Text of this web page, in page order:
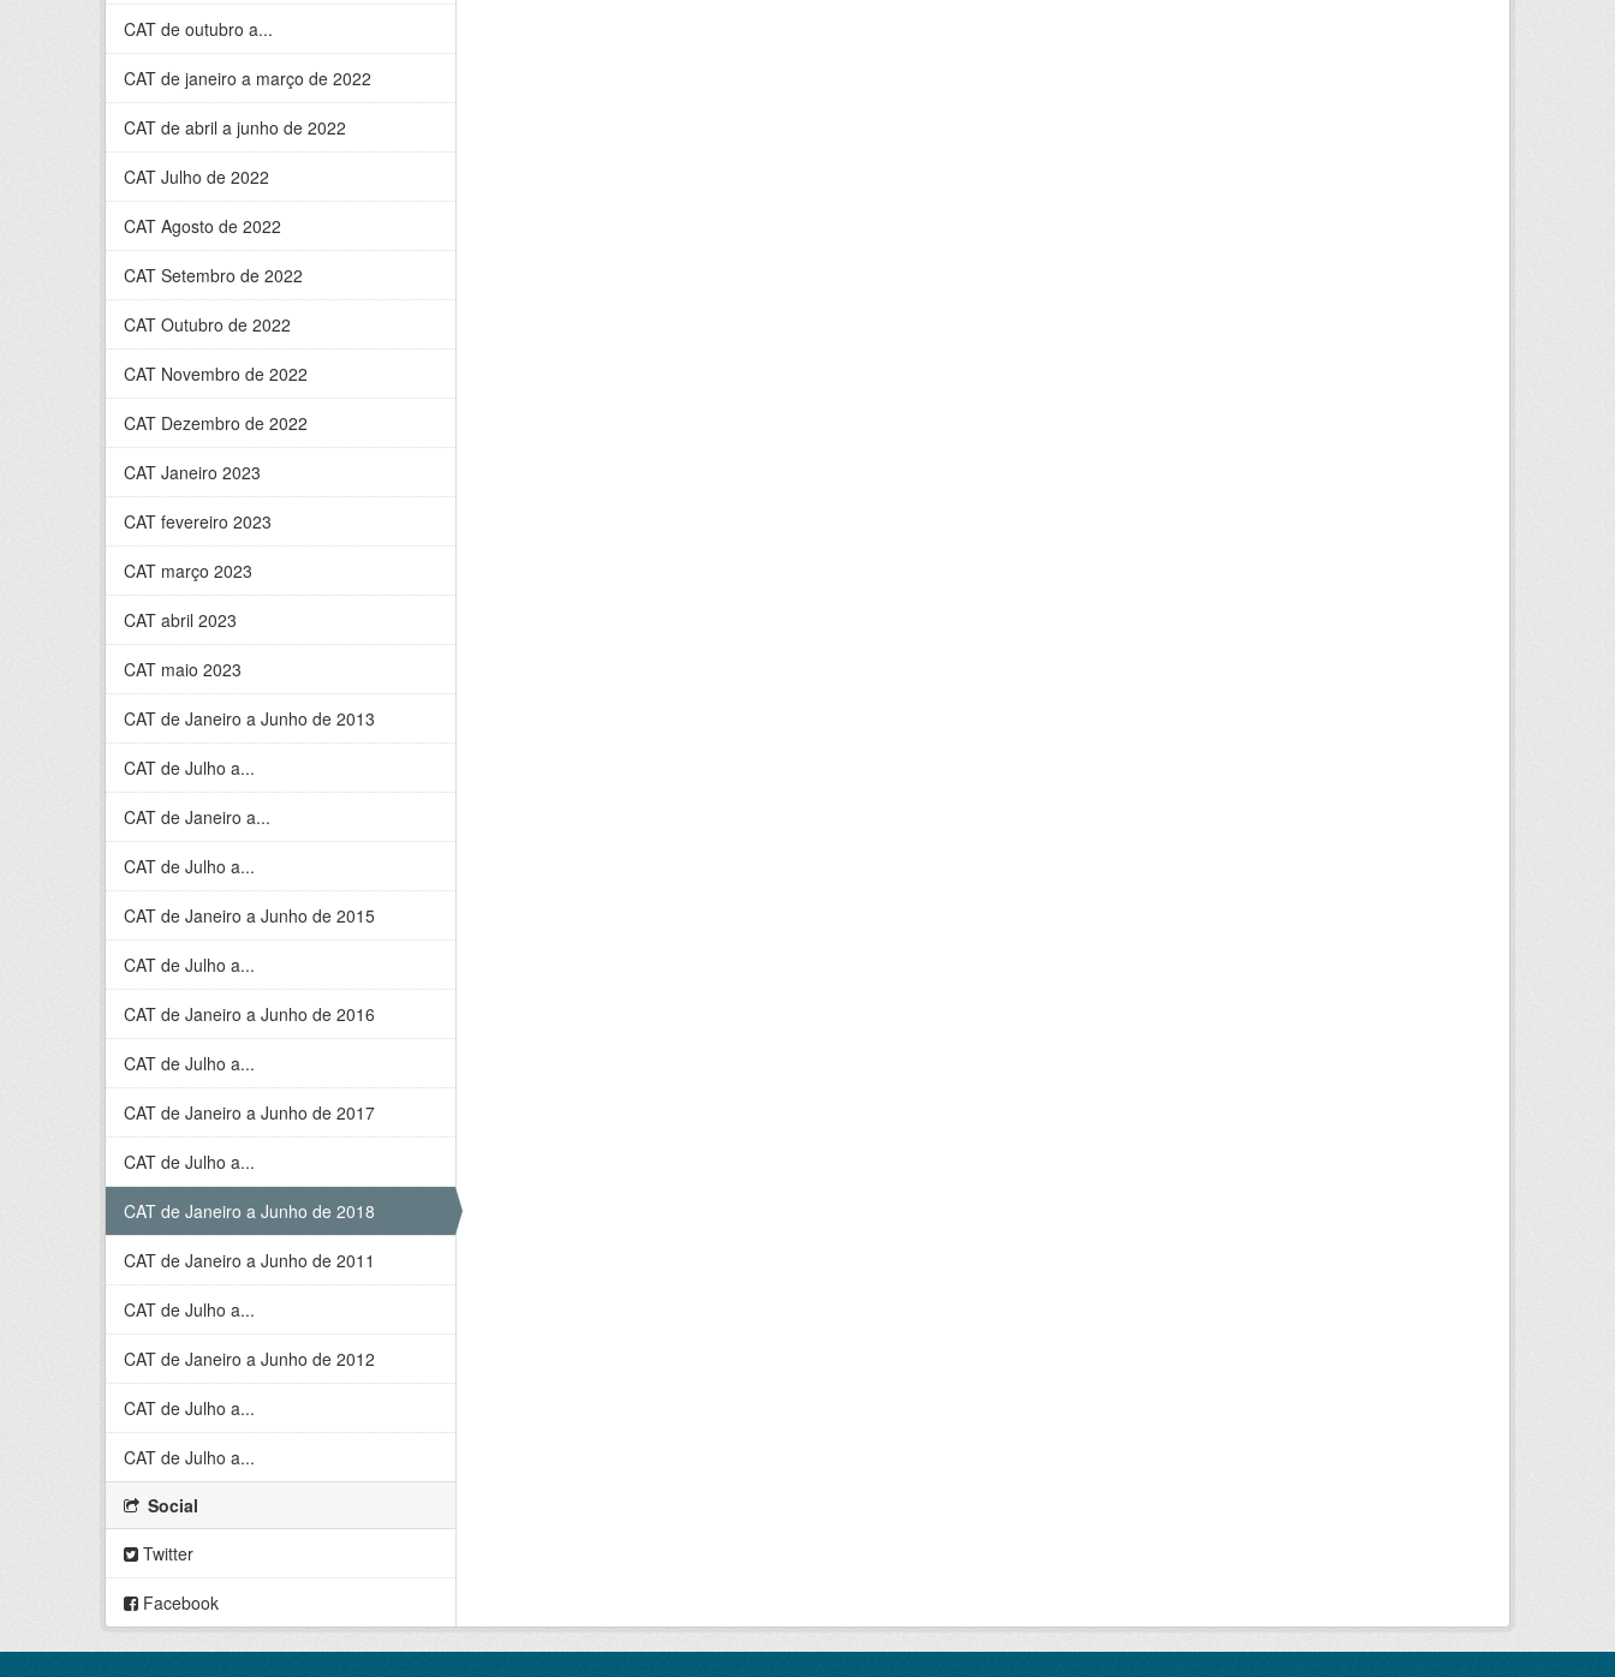
CAT de outubro a...
CAT de janeiro a março de 2022
CAT de abril a junho de 2022
CAT Julho de 2022
CAT Agosto de 2022
CAT Setembro de 2022
CAT Outubro de 2022
CAT Novembro de 2022
CAT Dezembro de 2022
CAT Janeiro 2023
CAT fevereiro 2023
CAT março 2023
CAT abril 2023
CAT maio 2023
CAT de Janeiro a Junho de 2013
CAT de Julho a...
CAT de Janeiro a...
CAT de Julho a...
CAT de Janeiro a Junho de 2015
CAT de Julho a...
CAT de Janeiro a Junho de 2016
CAT de Julho a...
CAT de Janeiro a Junho de 2017
CAT de Julho a...
CAT de Janeiro a Junho de 2018
CAT de Janeiro a Junho de 2011
CAT de Julho a...
CAT de Janeiro a Junho de 2012
CAT de Julho a...
CAT de Julho a...
Social
Twitter
Facebook